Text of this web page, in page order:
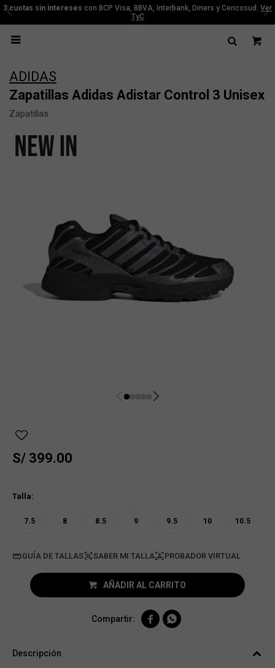
3 cuotas sin intereses con BCP Visa, BBVA, Interbank, Diners y Cencosud. Ver
TyC

ADIDAS
Zapatillas Adidas Adistar Control 3 Unisex
Zapatillas
S/ 399.00
Talla:
7.5 8 8.5 9 9.5 10 10.5
GUÍA DE TALLAS PROBADOR VIRTUAL
AÑADIR AL CARRITO
 
Descripción